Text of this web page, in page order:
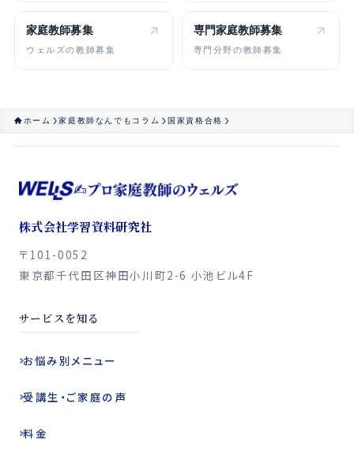
家庭教師募集
ウェルズの教師募集
専門家庭教師募集
専門分野の教師募集
ホーム 家庭教師なんでもコラム 国家資格合格
株式会社学習資料研究社
〒101-0052
東京都千代田区神田小川町2-6 小池ビル4F
サービスを知る
お悩み別メニュー
受講生・ご家庭の声
料金